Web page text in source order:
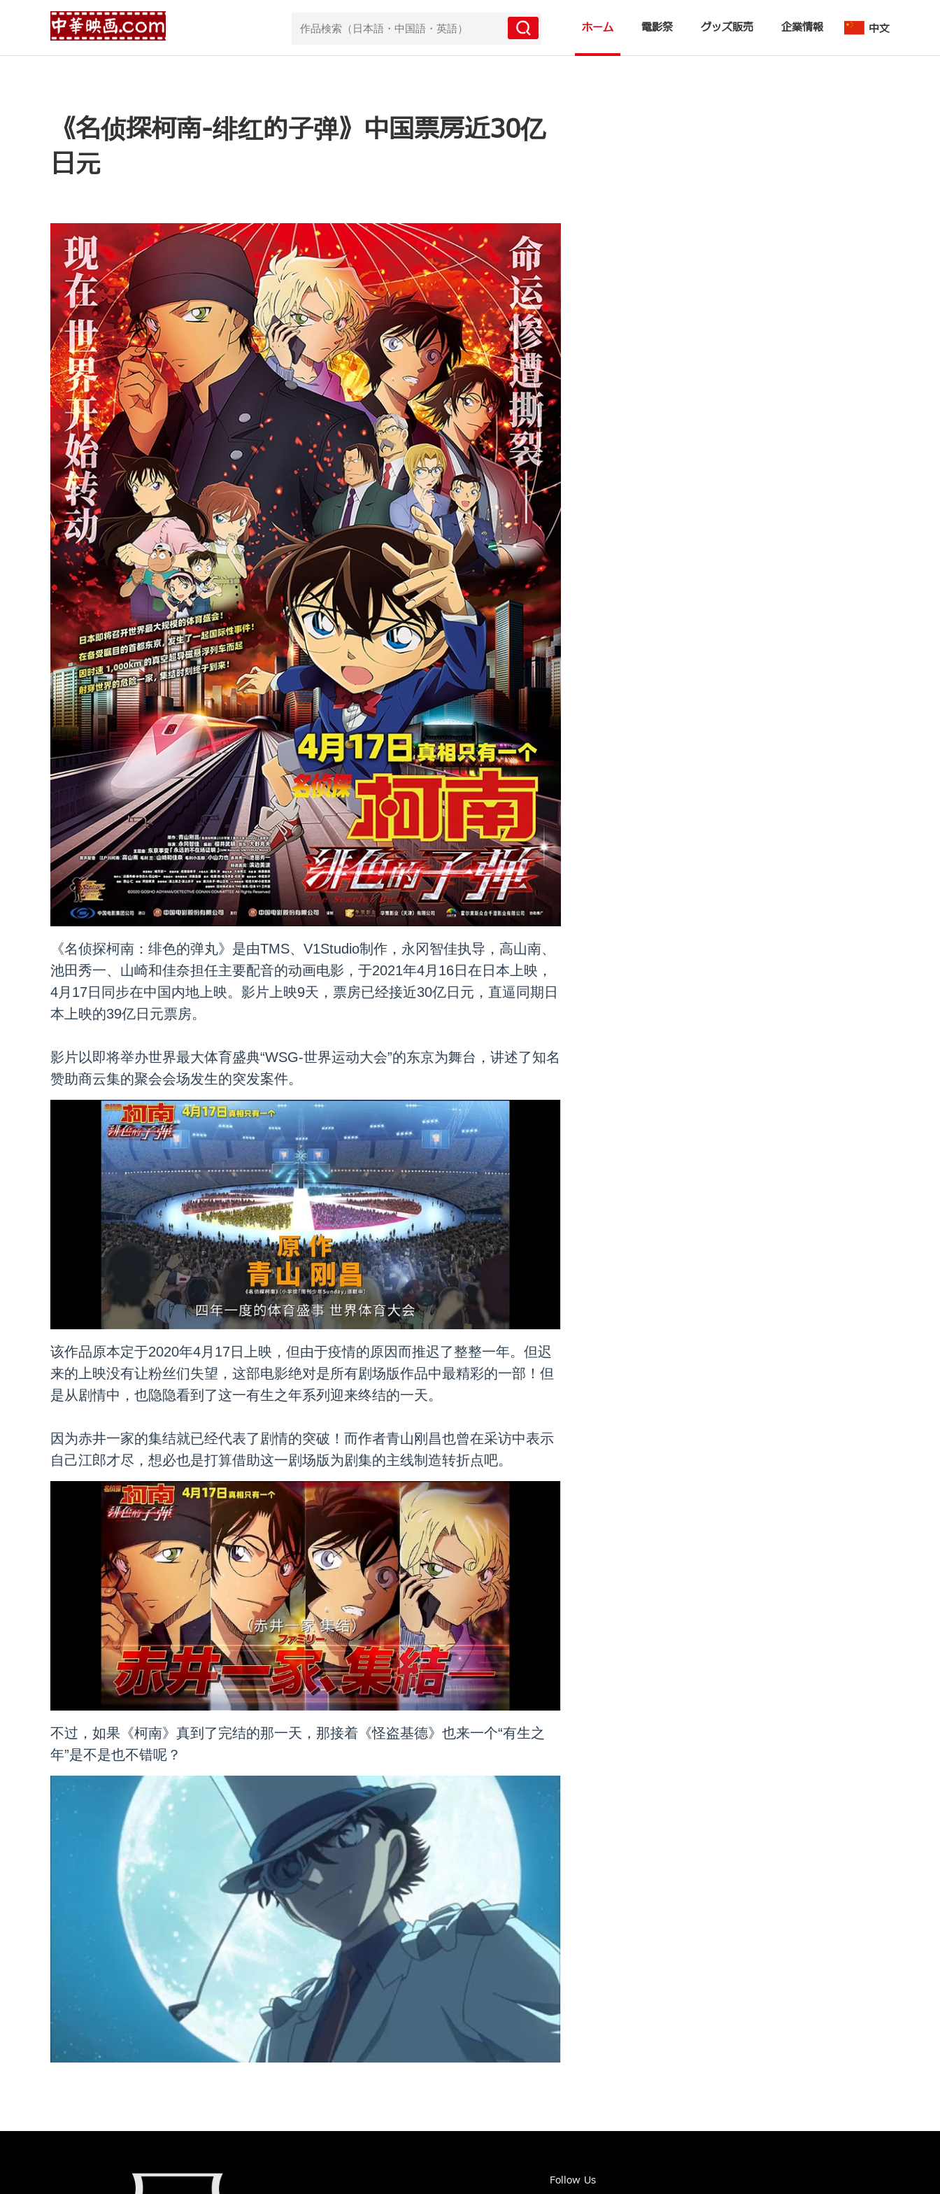
ホーム 電影祭 グッズ販売 企業情報 中文
《名侦探柯南-绯红的子弹》中国票房近30亿
日元
《名侦探柯南：绯色的弹丸》是由TMS、V1Studio制作，永冈智佳执导，高山南、
池田秀一、山崎和佳奈担任主要配音的动画电影，于2021年4月16日在日本上映，
4月17日同步在中国内地上映。​影片上映9天，票房已经接近30亿日元，直逼同期日
本上映的​39亿日元票房。
影片以即将举办世界最大体育盛典“WSG-世界运动大会”的东京为舞台，讲述了知名
赞助商云集的聚会会场发生的突发案件。
该作品原本定于2020年4月17日上映，但由于疫情的原因而推迟了整整一年。但迟
来的上映没有让粉丝们失望，这部电影绝对是所有剧场版作品中最精彩的一部！但
是从剧情中，也隐隐看到了这一有生之年系列迎来终结的一天。
因为赤井一家的集结就已经代表了剧情的突破！而作者青山刚昌也曾在采访中表示
自己江郎才尽，想必也是打算借助这一剧场版为剧集的主线制造转折点吧。
不过，如果《柯南》真到了完结的那一天，那接着《怪盗基德》也来一个“有生之
年”是不是也不错呢？
Follow Us